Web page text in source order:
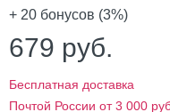
+ 20 бонусов (3%)
679 руб.
Бесплатная доставка
Почтой России от 3 000